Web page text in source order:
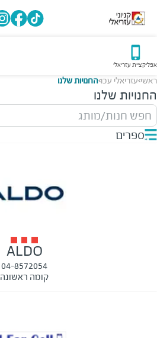
אפליקציית עזריאלי
ראשי>עזריאלי עכו>החנויות שלנו
החנויות שלנו
חפש חנות/מותג
ספרים
ALDO
04-8572054
קומה ראשונה